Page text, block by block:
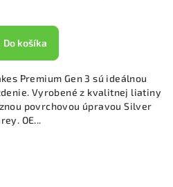
Do košíka
Premium Gen 3 sú ideálnou
Vyrobené z kvalitnej liatiny
povrchovou úpravou Silver
OE...